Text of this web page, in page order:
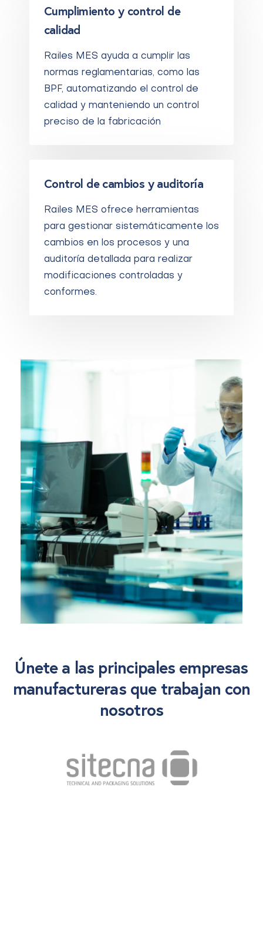
Cumplimiento y control de
calidad
Railes MES ayuda a cumplir las
normas reglamentarias, como las
BPF, automatizando el control de
calidad y manteniendo un control
preciso de la fabricación
Control de cambios y auditoría
Railes MES ofrece herramientas
para gestionar sistemáticamente los
cambios en los procesos y una
auditoría detallada para realizar
modificaciones controladas y
conformes.
Únete a las principales empresas
manufactureras que trabajan con
nosotros